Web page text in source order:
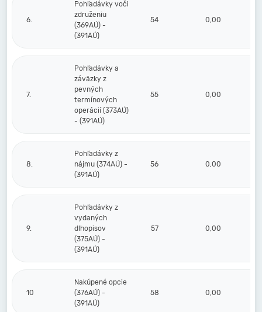
6.
Pohľadávky voči
združeniu
(369AÚ) -
(391AÚ)
54 0,00
7.
Pohľadávky a
záväzky z
pevných
termínových
operácií (373AÚ)
- (391AÚ)
55 0,00
8.
Pohľadávky z
nájmu (374AÚ) -
(391AÚ)
56 0,00
9.
Pohľadávky z
vydaných
dlhopisov
(375AÚ) -
(391AÚ)
57 0,00
10
Nakúpené opcie
(376AÚ) -
(391AÚ)
58 0,00